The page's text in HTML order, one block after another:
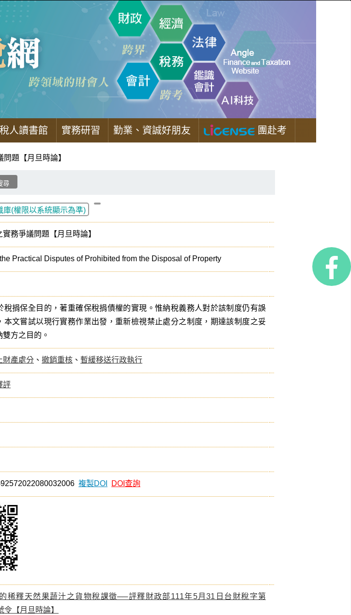
人讀書館 實務研習 勤業、資誠好朋友 團赴考
題【月旦時論】
庫(權限以系統顯示為準)
務爭議問題【月旦時論】
Practical Disputes of Prohibited from the Disposal of Property
稅捐保全目的，著重確保稅捐債權的實現。惟納稅義務人對於該制度仍有誤
本文嘗試以現行實務作業出發，重新檢視禁止處分之制度，期達該制度之妥
方之目的。
財產處分 、 撤銷重核 、 暫緩移送行政執行
評
複製DOI DOI查詢
稀釋天然果蔬汁之貨物稅課徵──評釋財政部111年5月31日台財稅字第
【月旦時論】